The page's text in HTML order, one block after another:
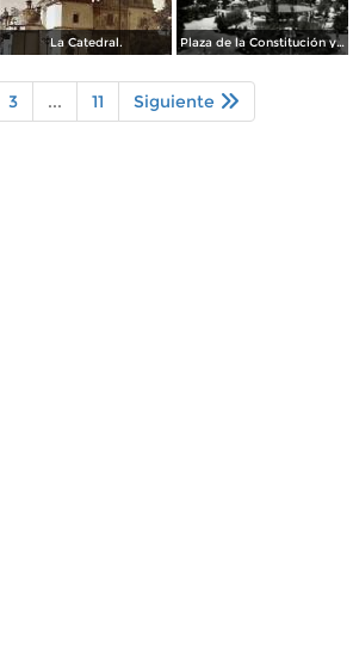
La Catedral. Plaza de la Constitución y Catedral de Durango
3 ... 11 Siguiente